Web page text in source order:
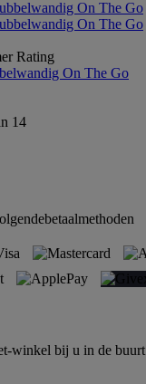
Rating
On The Go
14
winkel bij u in de buurt